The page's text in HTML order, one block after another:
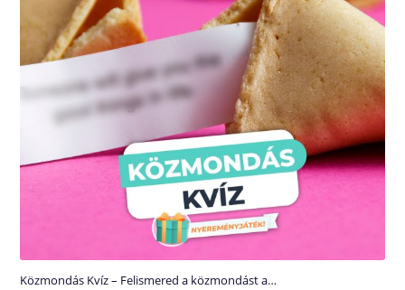
Közmondás Kvíz – Felismered a közmondást a…